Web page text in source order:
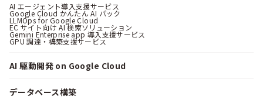
AI エージェント導入支援サービス
Google Cloud かんたん AI パック
LLMOps for Google Cloud
EC サイト向け AI 検索ソリューション
Gemini Enterprise app 導入支援サービス
GPU 調達・構築支援サービス
AI 駆動開発 on Google Cloud
データベース構築